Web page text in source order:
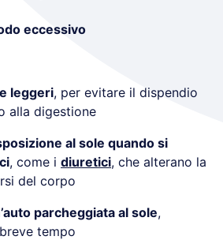
eccessivo
leggeri, per evitare il dispendio
alla digestione
al sole quando si
, come i diuretici, che alterano la
del corpo
parcheggiata al sole,
tempo